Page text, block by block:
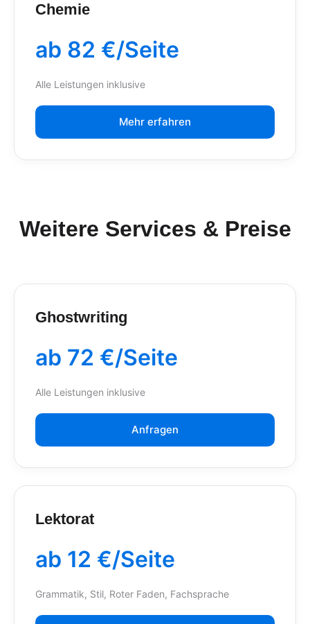
Chemie
ab 82 €/Seite
Alle Leistungen inklusive
Mehr erfahren
Weitere Services & Preise
Ghostwriting
ab 72 €/Seite
Alle Leistungen inklusive
Anfragen
Lektorat
ab 12 €/Seite
Grammatik, Stil, Roter Faden, Fachsprache